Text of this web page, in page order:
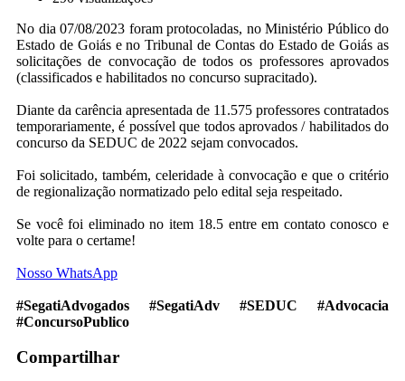
No dia 07/08/2023 foram protocoladas, no Ministério Público do
Estado de Goiás e no Tribunal de Contas do Estado de Goiás as
solicitações de convocação de todos os professores aprovados
(classificados e habilitados no concurso supracitado).
Diante da carência apresentada de 11.575 professores contratados
temporariamente, é possível que todos aprovados / habilitados do
concurso da SEDUC de 2022 sejam convocados.
Foi solicitado, também, celeridade à convocação e que o critério
de regionalização normatizado pelo edital seja respeitado.
Se você foi eliminado no item 18.5 entre em contato conosco e
volte para o certame!
Nosso WhatsApp
#SegatiAdvogados #SegatiAdv #SEDUC #Advocacia
#ConcursoPublico
Compartilhar